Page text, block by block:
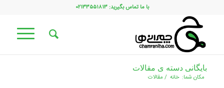
با ما تماس بگیرید: ۰۲۱۳۳۵۵۱۸۱۳
بایگانی دسته ی مقالات
مکان شما: خانه / مقالات